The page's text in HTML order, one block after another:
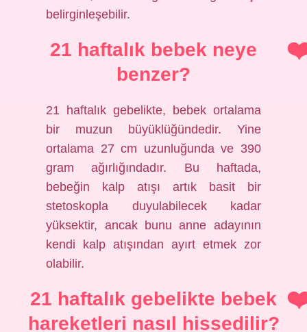
belirginleşebilir.
21 haftalık bebek neye
benzer?
21 haftalık gebelikte, bebek ortalama
bir muzun büyüklüğündedir. Yine
ortalama 27 cm uzunluğunda ve 390
gram ağırlığındadır. Bu haftada,
bebeğin kalp atışı artık basit bir
stetoskopla duyulabilecek kadar
yüksektir, ancak bunu anne adayının
kendi kalp atışından ayırt etmek zor
olabilir.
21 haftalık gebelikte bebek
hareketleri nasıl hissedilir?